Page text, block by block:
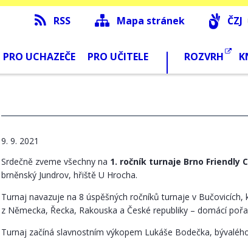
RSS Mapa stránek ČZJ
PRO UCHAZEČE PRO UČITELE ROZVRH
9. 9. 2021
Srdečně zveme všechny na 1. ročník turnaje Brno Friendly
brněnský Jundrov, hřiště U Hrocha.
Turnaj navazuje na 8 úspěšných ročníků turnaje v
z Německa, Řecka, Rakouska a České republiky – domácí
Turnaj začíná slavnostním výkopem Lukáše Bodečka,